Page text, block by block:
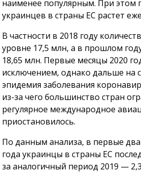
наименее популярным. При этом
украинцев в страны ЕС растет
В частности в 2018 году
уровне 17,5 млн, а в прошлом
18,65 млн. Первые месяцы 2020
исключением, однако дальше на
эпидемия заболевания
из-за чего большинство стран
регулярное международное
приостановилось.
По данным анализа, в первые
года украинцы в страны ЕС
за аналогичный период 2019 —